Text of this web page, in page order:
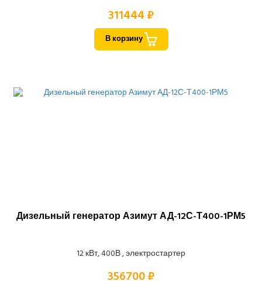
311444 ₽
В корзину
Дизельный генератор Азимут АД-12С-Т400-1РМ5
12 кВт, 400В , электростартер
356700 ₽